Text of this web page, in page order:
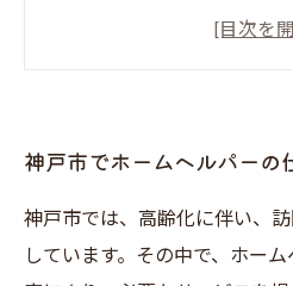
訪問介護で働くことのメ
神戸市でホームヘルパーの
神戸市では、高齢化に伴い、
しています。その中で、ホー